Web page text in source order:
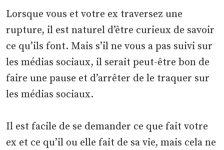
Lorsque vous et votre ex traversez une
rupture, il est naturel d’être curieux de savoir
ce qu’ils font. Mais s’il ne vous a pas suivi sur
les médias sociaux, il serait peut-être bon de
faire une pause et d’arrêter de le traquer sur
les médias sociaux.
Il est facile de se demander ce que fait votre
ex et ce qu’il ou elle fait de sa vie, mais cela ne